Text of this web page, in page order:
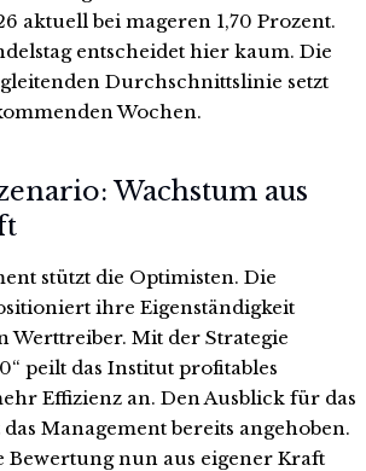
aktuell bei mageren 1,70 Prozent.
entscheidet hier kaum. Die
Durchschnittslinie setzt
Wochen.
Wachstum aus
stützt die Optimisten. Die
ihre Eigenständigkeit
Werttreiber. Mit der Strategie
peilt das Institut profitables
Effizienz an. Den Ausblick für das
Management bereits angehoben.
nun aus eigener Kraft